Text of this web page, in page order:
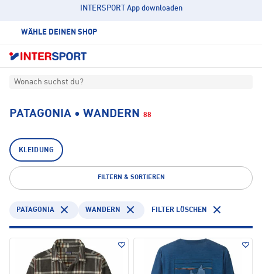
INTERSPORT App downloaden
WÄHLE DEINEN SHOP
Wonach suchst du?
PATAGONIA • WANDERN 88
KLEIDUNG
FILTERN & SORTIEREN
PATAGONIA WANDERN FILTER LÖSCHEN